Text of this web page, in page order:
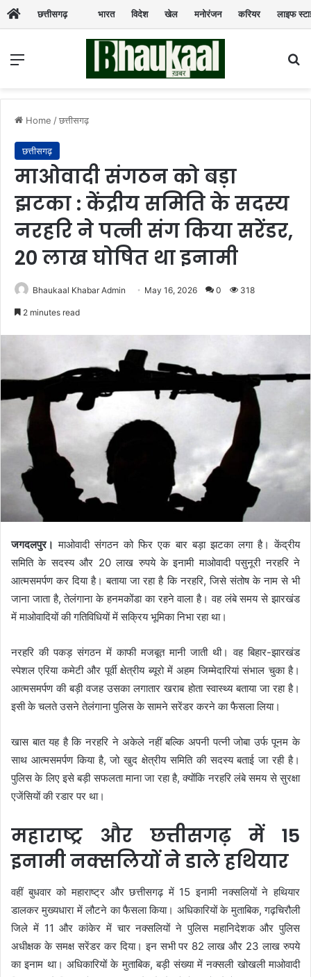
छत्तीसगढ़ भारत विदेश खेल मनोरंजन करियर लाइफ
Menu
Home /छत्तीसगढ़
छत्तीसगढ़
माओवादी संगठन को बड़ा
झटका : केंद्रीय समिति के सदस्य
नरहरि ने पत्नी संग किया सरेंडर,
20 लाख घोषित था इनामी
Bhaukaal Khabar Admin May 16, 2026 0 318
2 minutes read
जगदलपुर।माओवादी संगठन को फिर एक बार बड़ा झटका लगा है। केंद्रीय
समिति के सदस्य और 20 लाख रुपये के इनामी माओवादी पसुनूरी नरहरि ने
आत्मसमर्पण कर दिया है। बताया जा रहा है कि नरहरि, जिसे संतोष के नाम से भी
जाना जाता है, तेलंगाना के हनमकोंडा का रहने वाला है। वह लंबे समय से झारखंड
में माओवादियों की गतिविधियों में सक्रिय भूमिका निभा रहा था।
नरहरि की पकड़ संगठन में काफी मजबूत मानी जाती थी। वह बिहार-झारखंड
स्पेशल एरिया कमेटी और पूर्वी क्षेत्रीय ब्यूरो में अहम जिम्मेदारियां संभाल चुका है।
आत्मसमर्पण की बड़ी वजह उसका लगातार खराब होता स्वास्थ्य बताया जा रहा है।
इसी के चलते उसने तेलंगाना पुलिस के सामने सरेंडर करने का फैसला लिया।
खास बात यह है कि नरहरि ने अकेले नहीं बल्कि अपनी पत्नी जोबा उर्फ पूनम के
साथ आत्मसमर्पण किया है, जो खुद क्षेत्रीय समिति की सदस्य बताई जा रही है।
पुलिस के लिए इसे बड़ी सफलता माना जा रहा है, क्योंकि नरहरि लंबे समय से सुरक्षा
एजेंसियों की रडार पर था।
महाराष्ट्र और छत्तीसगढ़ में 15
इनामी नक्सलियों ने डाले हथियार
वहीं बुधवार को महाराष्ट्र और छत्तीसगढ़ में 15 इनामी नक्सलियों ने हथियार
डालकर मुख्यधारा में लौटने का फैसला किया। अधिकारियों के मुताबिक, गढ़चिरौली
जिले में 11 और कांकेर में चार नक्सलियों ने पुलिस महानिदेशक और पुलिस
अधीक्षक के समक्ष सरेंडर कर दिया। इन सभी पर 82 लाख और 23 लाख रुपये
का इनाम था। अधिकारियों के मुताबिक, बड़ी संख्या में नक्सली खोखली माओवादी